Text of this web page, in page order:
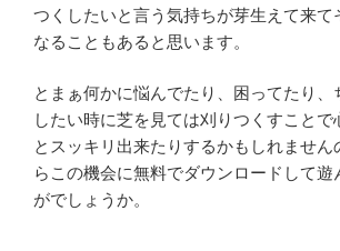
つくしたいと言う気持ちが芽生えて来て
なることもあると思います。
とまぁ何かに悩んでたり、困ってたり、
したい時に芝を見ては刈りつくすことで
とスッキリ出来たりするかもしれません
らこの機会に無料でダウンロードして遊
がでしょうか。